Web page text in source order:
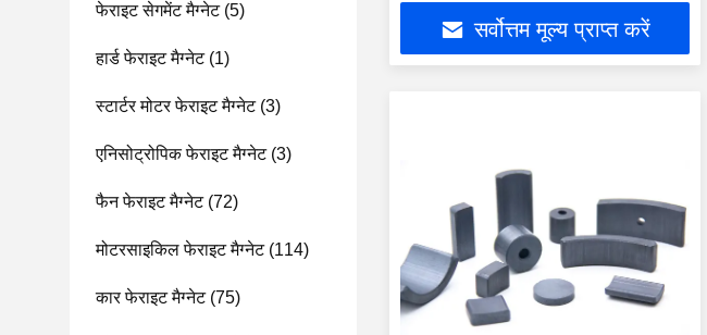
फेराइट सेगमेंट मैग्नेट(5)
हार्ड फेराइट मैग्नेट(1)
स्टार्टर मोटर फेराइट मैग्नेट(3)
एनिसोट्रोपिक फेराइट मैग्नेट(3)
फैन फेराइट मैग्नेट(72)
मोटरसाइकिल फेराइट मैग्नेट(114)
कार फेराइट मैग्नेट(75)
सर्वोत्तम मूल्य प्राप्त करें